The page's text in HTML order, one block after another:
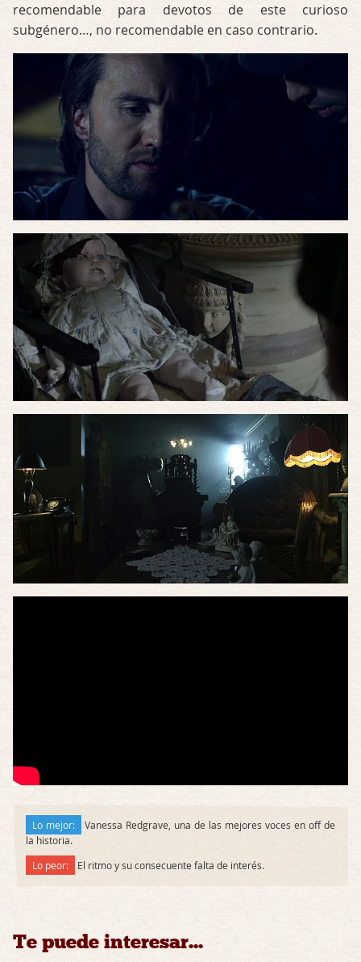
recomendable para devotos de este curioso
subgénero…, no recomendable en caso contrario.
Lo mejor:
Vanessa Redgrave, una de las mejores voces en off de
la historia.
Lo peor:
El ritmo y su consecuente falta de interés.
Te puede interesar...